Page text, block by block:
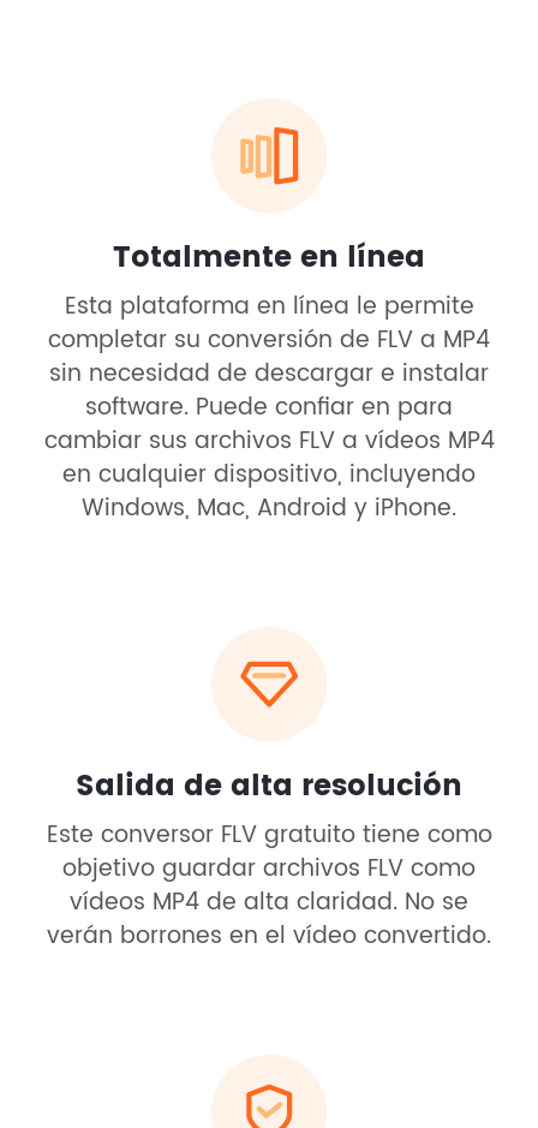
Totalmente en línea
Esta plataforma en línea le permite
completar su conversión de FLV a MP4
sin necesidad de descargar e instalar
software. Puede confiar en para
cambiar sus archivos FLV a vídeos MP4
en cualquier dispositivo, incluyendo
Windows, Mac, Android y iPhone.
Salida de alta resolución
Este conversor FLV gratuito tiene como
objetivo guardar archivos FLV como
vídeos MP4 de alta claridad. No se
verán borrones en el vídeo convertido.